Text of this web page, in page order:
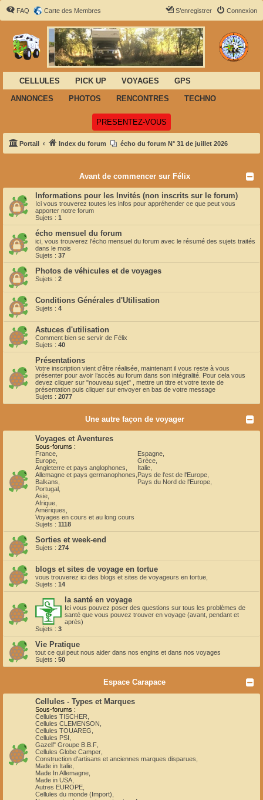
FAQ Carte des Membres Connexion
S’enregistrer
CELLULES PICK UP VOYAGES
GPS
ANNONCES
PHOTOS RENCONTRES TECHNO
PRESENTEZ-VOUS
Portail Index du forum écho du forum N° 31 de juillet 2026
Avant de commencer sur Félix
Informations pour les Invités (non inscrits sur le forum)
Ici vous trouverez toutes les infos pour appréhender ce que peut vous
apporter notre forum
Sujets : 1
écho mensuel du forum
ici, vous trouverez l'écho mensuel du forum avec le résumé des sujets traités
dans le mois
Sujets : 37
Photos de véhicules et de voyages
Sujets : 2
Conditions Générales d'Utilisation
Sujets : 4
Astuces d'utilisation
Comment bien se servir de Félix
Sujets : 40
Présentations
Votre inscription vient d’être réalisée, maintenant il vous reste à vous
présenter pour avoir l’accès au forum dans son intégralité. Pour cela vous
devez cliquer sur "nouveau sujet" , mettre un titre et votre texte de
présentation puis cliquer sur envoyer en bas de votre message
Sujets : 2077
Une autre façon de voyager
Voyages et Aventures
Sous-forums :
France
Europe
Angleterre et pays anglophones
Allemagne et pays germanophones
Balkans
Espagne
Grèce
Italie
Pays de l'est de l'Europe
Pays du Nord de l'Europe
Portugal
Asie
Afrique
Amériques
Voyages en cours et au long cours
Sujets : 1118
Sorties et week-end
Sujets : 274
blogs et sites de voyage en tortue
vous trouverez ici des blogs et sites de voyageurs en tortue,
Sujets : 14
la santé en voyage
Ici vous pouvez poser des questions sur tous les problèmes de
santé que vous pouvez trouver en voyage (avant, pendant et
après)
Sujets : 3
Vie Pratique
tout ce qui peut nous aider dans nos engins et dans nos voyages
Sujets : 50
Espace Carapace
Cellules - Types et Marques
Sous-forums :
Cellules TISCHER
Cellules CLEMENSON
Cellules TOUAREG
Cellules PSI
Gazell" Groupe B.B.F
Cellules Globe Camper
Construction d'artisans et anciennes marques disparues
Made in Italie
Made In Allemagne
Made in USA
Autres EUROPE
Cellules du monde (Import)